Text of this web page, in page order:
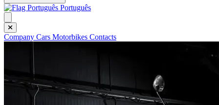
Português
Company Cars Motorbikes Contacts